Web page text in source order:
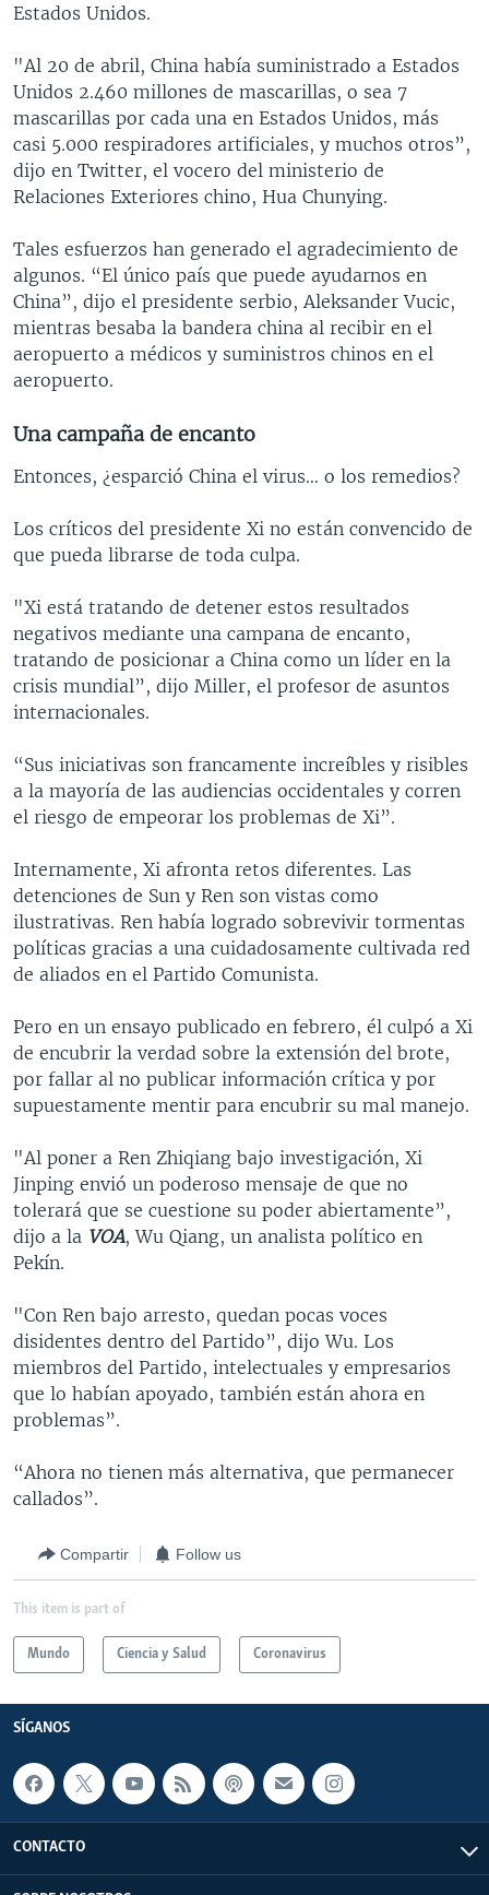
Estados Unidos.
"Al 20 de abril, China había suministrado a Estados
Unidos 2.460 millones de mascarillas, o sea 7
mascarillas por cada una en Estados Unidos, más
casi 5.000 respiradores artificiales, y muchos otros”,
dijo en Twitter, el vocero del ministerio de
Relaciones Exteriores chino, Hua Chunying.
Tales esfuerzos han generado el agradecimiento de
algunos. “El único país que puede ayudarnos en
China”, dijo el presidente serbio, Aleksander Vucic,
mientras besaba la bandera china al recibir en el
aeropuerto a médicos y suministros chinos en el
aeropuerto.
Una campaña de encanto
Entonces, ¿esparció China el virus… o los remedios?
Los críticos del presidente Xi no están convencido de
que pueda librarse de toda culpa.
"Xi está tratando de detener estos resultados
negativos mediante una campana de encanto,
tratando de posicionar a China como un líder en la
crisis mundial”, dijo Miller, el profesor de asuntos
internacionales.
“Sus iniciativas son francamente increíbles y risibles
a la mayoría de las audiencias occidentales y corren
el riesgo de empeorar los problemas de Xi”.
Internamente, Xi afronta retos diferentes. Las
detenciones de Sun y Ren son vistas como
ilustrativas. Ren había logrado sobrevivir tormentas
políticas gracias a una cuidadosamente cultivada red
de aliados en el Partido Comunista.
Pero en un ensayo publicado en febrero, él culpó a Xi
de encubrir la verdad sobre la extensión del brote,
por fallar al no publicar información crítica y por
supuestamente mentir para encubrir su mal manejo.
"Al poner a Ren Zhiqiang bajo investigación, Xi
Jinping envió un poderoso mensaje de que no
tolerará que se cuestione su poder abiertamente”,
dijo a la VOA, Wu Qiang, un analista político en
Pekín.
"Con Ren bajo arresto, quedan pocas voces
disidentes dentro del Partido”, dijo Wu. Los
miembros del Partido, intelectuales y empresarios
que lo habían apoyado, también están ahora en
problemas”.
“Ahora no tienen más alternativa, que permanecer
callados”.
Compartir Follow us
This item is part of
Mundo Ciencia y Salud Coronavirus
SÍGANOS
CONTACTO